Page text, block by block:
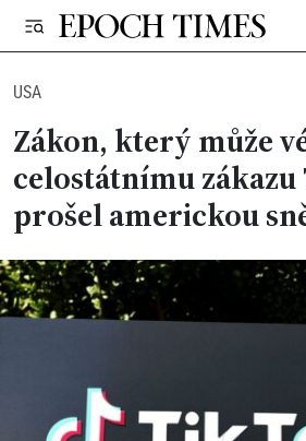
USA
Zákon, který může
celostátnímu
prošel americkou